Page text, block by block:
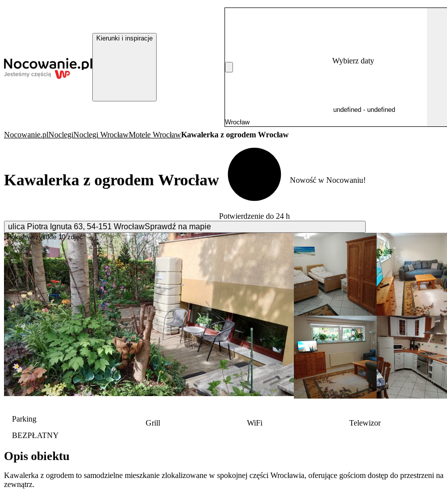
Kierunki i inspiracje
Wybierz daty
Nocowanie.plNoclegiNoclegi WrocławMotele WrocławKawalerka z ogrodem Wrocław
Kawalerka z ogrodem Wrocław
Potwierdzenie do 24 h
Nowość w Nocowaniu!
ulica Piotra Ignuta 63, 54-151 WrocławSprawdź na mapie
Pokaż wszystkie 10 zdjęć
Parking
BEZPŁATNY
Grill WiFi Telewizor
Opis obiektu
Kawalerka z ogrodem to samodzielne mieszkanie zlokalizowane w spokojnej części Wrocławia, oferujące gościom dostęp do przestrzeni na
zewnątrz.